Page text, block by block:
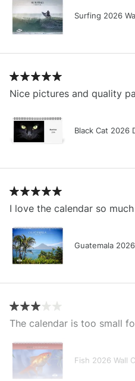
Surfing 2026
Nice pictures and quality
Black Cat 2026
I love the calendar so
Guatemala
The calendar is too small
Fish 2026 Wall